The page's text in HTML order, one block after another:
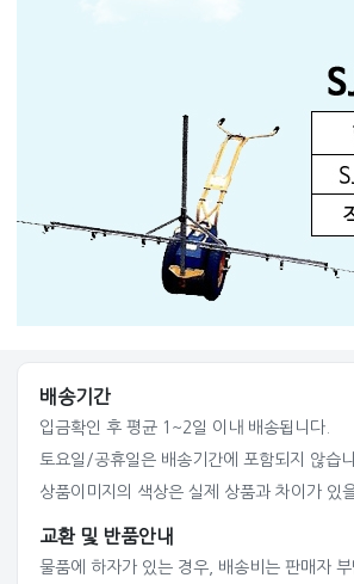
배송기간
입금확인 후 평균 1~2일 이내 배송됩니다.
토요일/공휴일은 배송기간에 포함되지 않습
상품이미지의 색상은 실제 상품과 차이가 있
교환 및 반품안내
물품에 하자가 있는 경우, 배송비는 판매자 부